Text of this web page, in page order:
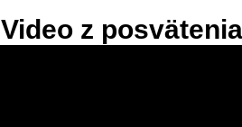
Video z